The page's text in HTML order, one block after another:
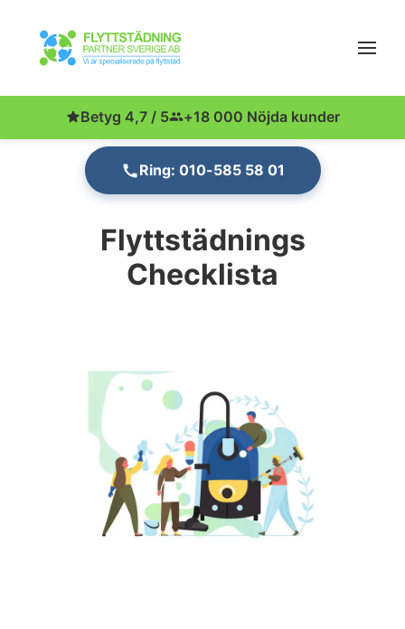
Betyg 4,7 / 5 +18 000 Nöjda kunder
Ring: 010-585 58 01
Flyttstädnings
Checklista